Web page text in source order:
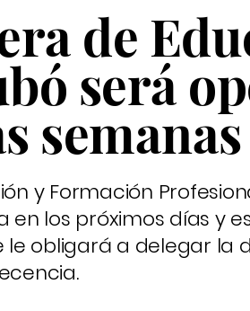
de
será
y Formación
en los próximos días y
le obligará a delegar la